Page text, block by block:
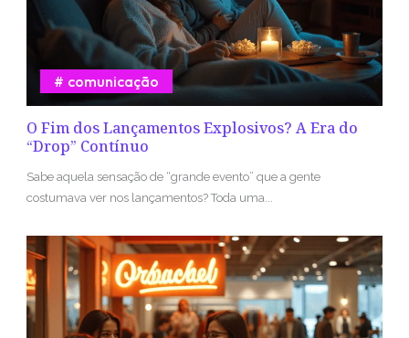
O Fim dos Lançamentos Explosivos? A Era do
“Drop” Contínuo
comunicação
Sabe aquela sensação de “grande evento” que a gente
costumava ver nos lançamentos? Toda uma...